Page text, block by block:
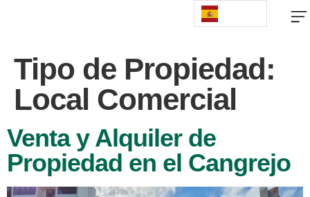
Tipo de Propiedad:
Local Comercial
Venta y Alquiler de
Propiedad en el Cangrejo